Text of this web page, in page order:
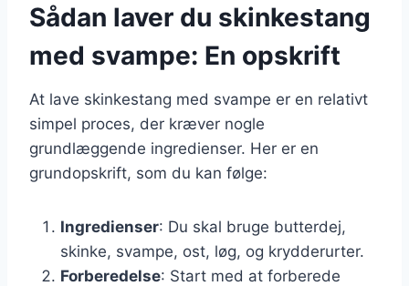
Sådan laver du skinkestang
med svampe: En opskrift
At lave skinkestang med svampe er en relativt
simpel proces, der kræver nogle
grundlæggende ingredienser. Her er en
grundopskrift, som du kan følge:
Ingredienser: Du skal bruge butterdej,
skinke, svampe, ost, løg, og krydderurter.
Forberedelse: Start med at forberede